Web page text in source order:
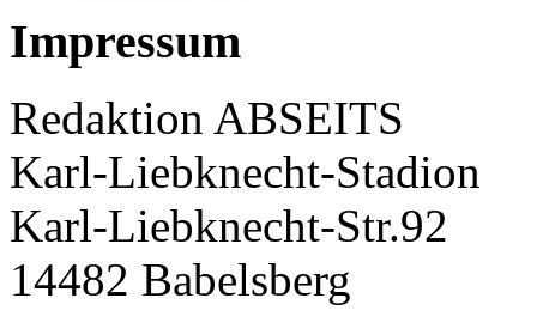
Impressum
Redaktion ABSEITS
Karl-Liebknecht-Stadion
Karl-Liebknecht-Str.92
14482 Babelsberg